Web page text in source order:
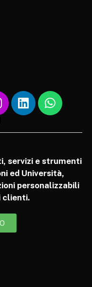
servizi e strumenti
ed Università,
personalizzabili
clienti.